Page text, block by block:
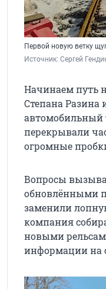
Первой новую ветку
Источник: Сергей
Начинаем путь
Степана
автомобильный
перекрывали
огромные
Вопросы
обновлёнными
заменили
компания
новыми
информации на